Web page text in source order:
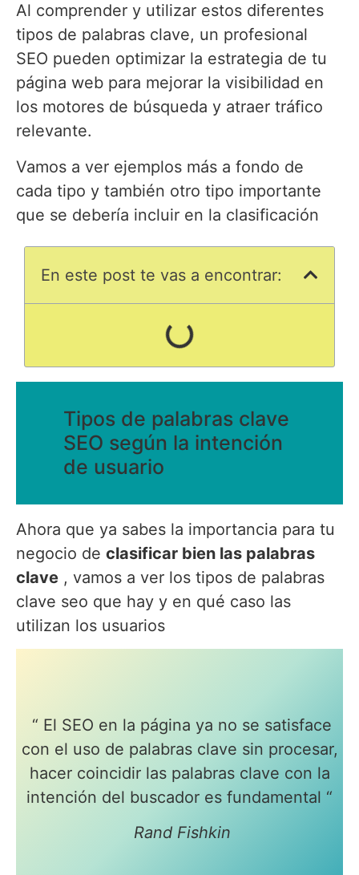
Al comprender y utilizar estos diferentes
tipos de palabras clave, un profesional
SEO pueden optimizar la estrategia de tu
página web para mejorar la visibilidad en
los motores de búsqueda y atraer tráfico
relevante.
Vamos a ver ejemplos más a fondo de
cada tipo y también otro tipo importante
que se debería incluir en la clasificación
En este post te vas a encontrar:
Tipos de palabras clave
SEO según la intención
de usuario
Ahora que ya sabes la importancia para tu
negocio de clasificar bien las palabras
clave , vamos a ver los tipos de palabras
clave seo que hay y en qué caso las
utilizan los usuarios
“ El SEO en la página ya no se satisface
con el uso de palabras clave sin procesar,
hacer coincidir las palabras clave con la
intención del buscador es fundamental “
Rand Fishkin